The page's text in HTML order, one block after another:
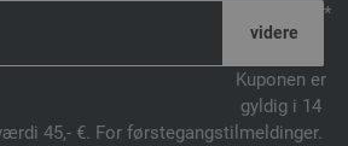
*
Kuponen er
gyldig i 14
45,- €. For førstegangstilmeldinger.